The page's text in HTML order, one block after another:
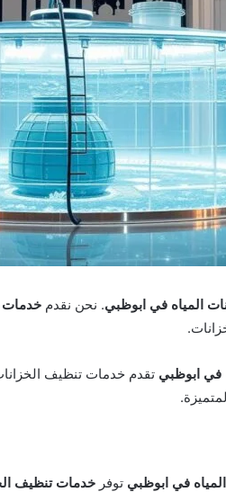
المياه في ابوظبي. نحن نقدم خدمات
في ابوظبي تقدم خدمات تنظيف
في ابوظبي توفر خدمات تنظيف